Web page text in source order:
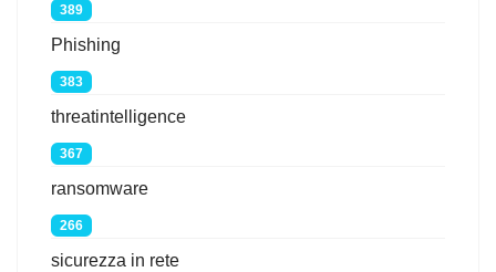
389
Phishing
383
threatintelligence
367
ransomware
266
sicurezza in rete